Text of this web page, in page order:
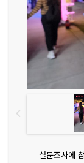
설문조사에